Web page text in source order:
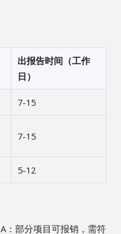
出报告时间（工作
日）
7-15
7-15
5-12
A：部分项目可报销，需符